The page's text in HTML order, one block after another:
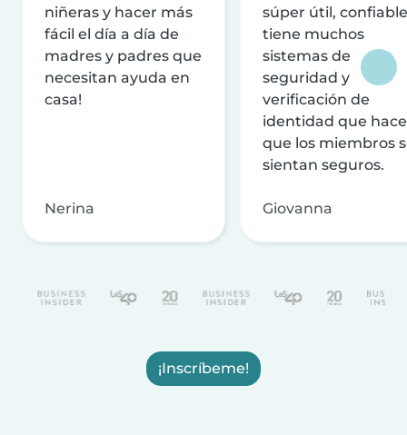
niñeras y hacer más
fácil el día a día de
madres y padres que
necesitan ayuda en
casa!
Nerina
súper útil,
tiene muchos
sistemas de
seguridad y
verificación de
identidad que
que los miembros
sientan seguros.
Giovanna
¡Inscríbeme!